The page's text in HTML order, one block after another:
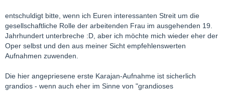
entschuldigt bitte, wenn ich Euren interessanten Streit um die
gesellschaftliche Rolle der arbeitenden Frau im ausgehenden 19.
Jahrhundert unterbreche :D, aber ich möchte mich wieder eher der
Oper selbst und den aus meiner Sicht empfehlenswerten
Aufnahmen zuwenden.
Die hier angepriesene erste Karajan-Aufnahme ist sicherlich
grandios - wenn auch eher im Sinne von "grandioses